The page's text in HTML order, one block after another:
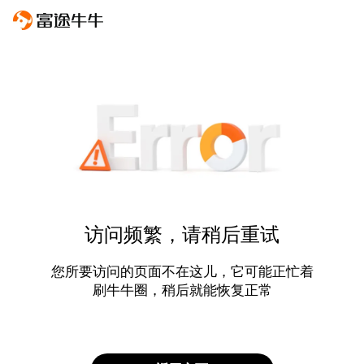
访问频繁，请稍后重试
您所要访问的页面不在这儿，它可能正忙着
刷牛牛圈，稍后就能恢复正常